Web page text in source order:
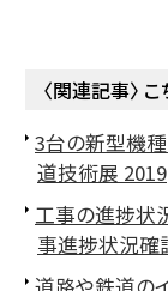
〈関連記事〉
3台の新型機
道技術展 2019
工事の進捗状
事進捗状況確